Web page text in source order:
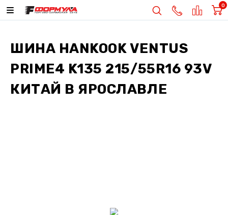
0
ШИНА HANKOOK VENTUS
PRIME4 K135 215/55R16 93V
КИТАЙ В ЯРОСЛАВЛЕ